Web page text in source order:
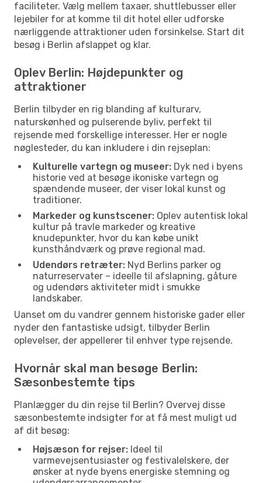
faciliteter. Vælg mellem taxaer, shuttlebusser eller
lejebiler for at komme til dit hotel eller udforske
nærliggende attraktioner uden forsinkelse. Start dit
besøg i Berlin afslappet og klar.
Oplev Berlin: Højdepunkter og
attraktioner
Berlin tilbyder en rig blanding af kulturarv,
naturskønhed og pulserende byliv, perfekt til
rejsende med forskellige interesser. Her er nogle
nøglesteder, du kan inkludere i din rejseplan:
Kulturelle vartegn og museer: Dyk ned i byens
historie ved at besøge ikoniske vartegn og
spændende museer, der viser lokal kunst og
traditioner.
Markeder og kunstscener: Oplev autentisk lokal
kultur på travle markeder og kreative
knudepunkter, hvor du kan købe unikt
kunsthåndværk og prøve regional mad.
Udendørs retræter: Nyd Berlins parker og
naturreservater – ideelle til afslapning, gåture
og udendørs aktiviteter midt i smukke
landskaber.
Uanset om du vandrer gennem historiske gader eller
nyder den fantastiske udsigt, tilbyder Berlin
oplevelser, der appellerer til enhver type rejsende.
Hvornår skal man besøge Berlin:
Sæsonbestemte tips
Planlægger du din rejse til Berlin? Overvej disse
sæsonbestemte indsigter for at få mest muligt ud
af dit besøg:
Højsæson for rejser: Ideel til
varmevejsentusiaster og festivalelskere, der
ønsker at nyde byens energiske stemning og